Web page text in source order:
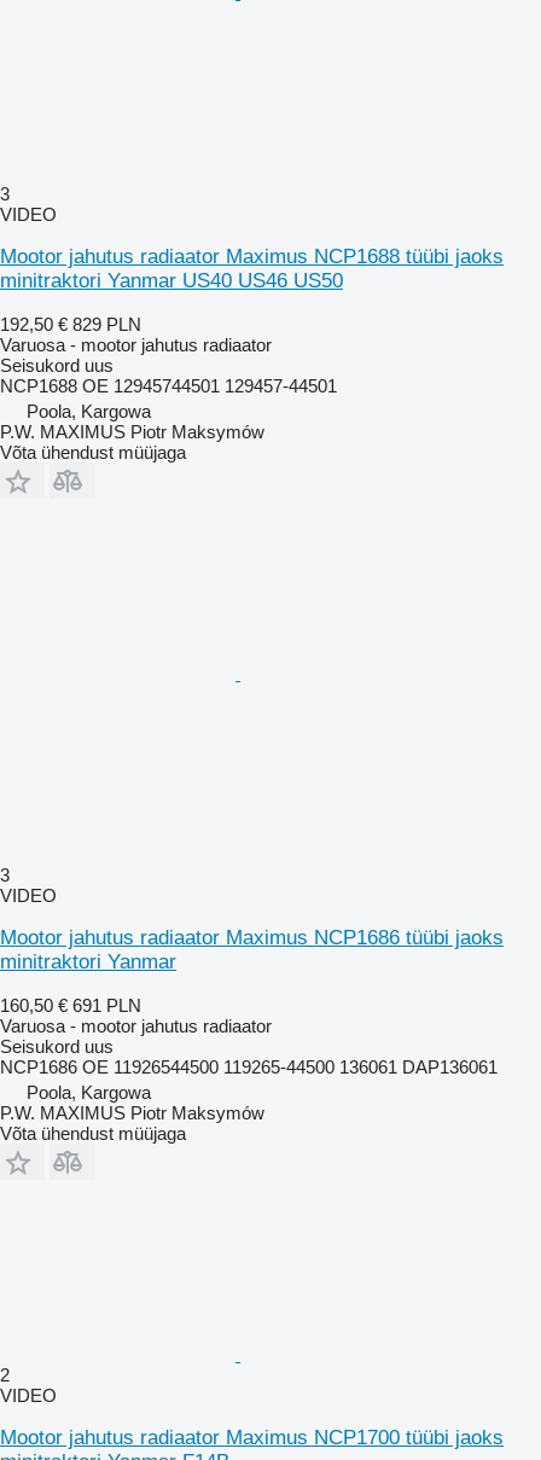
3
VIDEO
Mootor jahutus radiaator Maximus NCP1688 tüübi jaoks
minitraktori Yanmar US40 US46 US50
192,50 € 829 PLN
Varuosa - mootor jahutus radiaator
Seisukord uus
NCP1688 OE 12945744501 129457-44501
Poola, Kargowa
P.W. MAXIMUS Piotr Maksymów
Võta ühendust müüjaga
3
VIDEO
Mootor jahutus radiaator Maximus NCP1686 tüübi jaoks
minitraktori Yanmar
160,50 € 691 PLN
Varuosa - mootor jahutus radiaator
Seisukord uus
NCP1686 OE 11926544500 119265-44500 136061 DAP136061
Poola, Kargowa
P.W. MAXIMUS Piotr Maksymów
Võta ühendust müüjaga
2
VIDEO
Mootor jahutus radiaator Maximus NCP1700 tüübi jaoks